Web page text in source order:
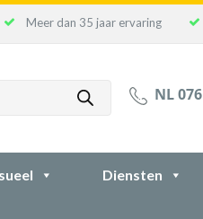
Meer dan 35 jaar ervaring
NL
Diensten